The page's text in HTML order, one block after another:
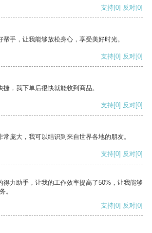
支持[0] 反对[0]
手，让我能够放松身心，享受美好时光。
支持[0] 反对[0]
，我下单后很快就能收到商品。
支持[0] 反对[0]
庞大，我可以结识到来自世界各地的朋友。
支持[0] 反对[0]
得力助手，让我的工作效率提高了50%，让我能够
。
支持[0] 反对[0]